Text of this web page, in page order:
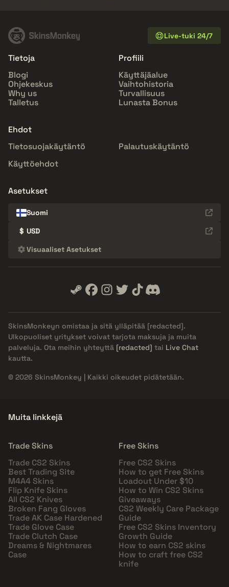
Live-tuki 24/7
Tietoja
Blogi
Ohjekeskus
Why us
Talletus
Profiili
Käyttäjäalue
Vaihtohistoria
Turvallisuus
Lunasta Bonus
Ehdot
Tietosuojakäytäntö
Palautuskäytäntö
Käyttöehdot
Asetukset
Suomi
$ USD
Visuaaliset Asetukset
SkinsMonkeyn omistaa ja sitä ylläpitää [redacted].
Ulkopuoliset yritykset voivat tarjota maksuja ja muita
palveluja. Ota meihin yhteyttä [redacted] tai Live Chat
kautta.
© 2026 SkinsMonkey | Kaikki oikeudet pidätetään.
Muita linkkejä
Trade Skins
Trade CS2 Skins
Best Trading Site
M4A4 Skins
Flip Knife Skins
All CS2 Knives
Broken Fang Gloves
Trade AK Case Hardened
Trade Glove Case
Trade Clutch Case
Dreams & Nightmares
Case
Free Skins
Free CS2 Skins
How to get Free Skins
Loadout Under $10
How to Win CS2 Skins
Giveaways
CS2 Weekly Care Package
Guide
Free CS2 Skins Inventory
Growth Guide
How to earn CS2 skins
How to craft free CS2
knife